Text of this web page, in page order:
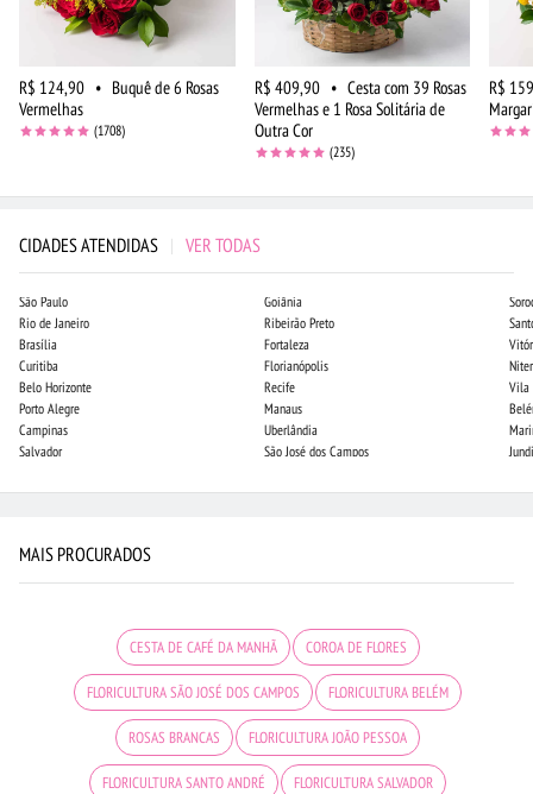
R$ 124,90 • Buquê de 6 Rosas
Vermelhas
(1708)
R$ 409,90 • Cesta com 39 Rosas
Vermelhas e 1 Rosa Solitária de
Outra Cor
(235)
R$
CIDADES ATENDIDAS | VER TODAS
São Paulo
Rio de Janeiro
Brasília
Curitiba
Belo Horizonte
Porto Alegre
Campinas
Salvador
Goiânia
Ribeirão Preto
Fortaleza
Florianópolis
Recife
Manaus
Uberlândia
São José dos Campos
Vila
MAIS PROCURADOS
CESTA DE CAFÉ DA MANHÃ COROA DE FLORES
FLORICULTURA SÃO JOSÉ DOS CAMPOS FLORICULTURA BELÉM
ROSAS BRANCAS FLORICULTURA JOÃO PESSOA
FLORICULTURA SANTO ANDRÉ FLORICULTURA SALVADOR